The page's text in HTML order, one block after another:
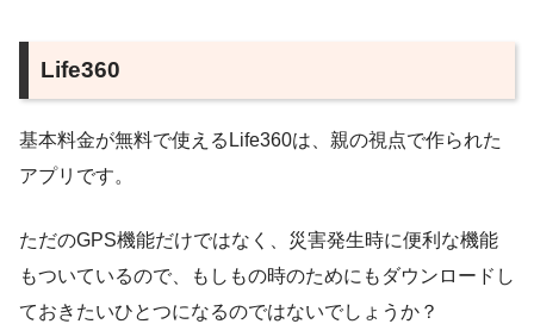
Life360
基本料金が無料で使えるLife360は、親の視点で作られた
アプリです。
ただのGPS機能だけではなく、災害発生時に便利な機能
もついているので、もしもの時のためにもダウンロードし
ておきたいひとつになるのではないでしょうか？